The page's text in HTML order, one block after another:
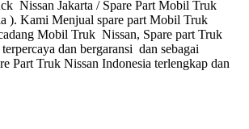
Nissan Jakarta / Spare Part Mobil Truk
). Kami Menjual spare part Mobil Truk
Mobil Truk Nissan, Spare part Truk
dan bergaransi dan sebagai
Part Truk Nissan Indonesia terlengkap dan